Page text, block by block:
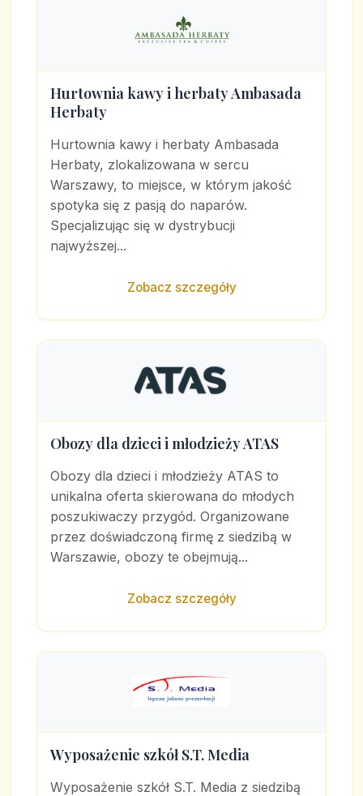
Hurtownia kawy i herbaty Ambasada
Herbaty
Hurtownia kawy i herbaty Ambasada
Herbaty, zlokalizowana w sercu
Warszawy, to miejsce, w którym jakość
spotyka się z pasją do naparów.
Specjalizując się w dystrybucji
najwyższej...
Zobacz szczegóły
Obozy dla dzieci i młodzieży ATAS
Obozy dla dzieci i młodzieży ATAS to
unikalna oferta skierowana do młodych
poszukiwaczy przygód. Organizowane
przez doświadczoną firmę z siedzibą w
Warszawie, obozy te obejmują...
Zobacz szczegóły
Wyposażenie szkół S.T. Media
Wyposażenie szkół S.T. Media z siedzibą